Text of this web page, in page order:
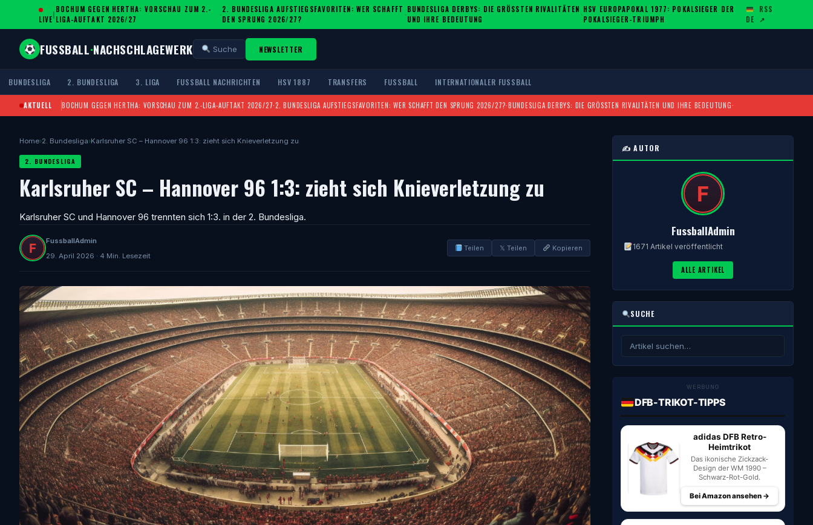
LIVE
|
BOCHUM GEGEN HERTHA: VORSCHAU ZUM 2.-
LIGA-AUFTAKT 2026/27
·
2. BUNDESLIGA AUFSTIEGSFAVORITEN: WER SCHAFFT
DEN SPRUNG 2026/27?
·
BUNDESLIGA DERBYS: DIE GRÖSSTEN RIVALITÄTEN U
ND IHRE BEDEUTUNG
·
HSV EUROPAPOKAL 1977: POKALSIEGER DER
POKALSIEGER-TRIUMPH
DE
RSS
↗
FUSSBALL·NACHSCHLAGEWERK Suche NEWSLETTER
BUNDESLIGA 2. BUNDESLIGA 3. LIGA FUSSBALL NACHRICHTEN HSV 1887 TRANSFERS FUSSBALL INTERNATIONALER FUSSBALL
AKTUELL BOCHUM GEGEN HERTHA: VORSCHAU ZUM 2.-LIGA-AUFTAKT 2026/27·2. BUNDESLIGA AUFSTIEGSFAVORITEN: WER SCHAFFT DEN SPRUNG 2026/27?·BUNDESLIGA DERBYS: DIE GRÖSSTEN RIVALITÄTEN UND IHRE BEDEUTUNG ·
Home›2. Bundesliga›Karlsruher SC – Hannover 96 1:3: zieht sich Knieverletzung zu
2. BUNDESLIGA
Karlsruher SC – Hannover 96 1:3: zieht sich Knieverletzung zu
Karlsruher SC und Hannover 96 trennten sich 1:3. in der 2. Bundesliga.
FussballAdmin
29. April 2026 · 4 Min. Lesezeit
Teilen 𝕏 Teilen Kopieren
✍️ AUTOR
FussballAdmin
1671 Artikel veröffentlicht
ALLE ARTIKEL
SUCHE
WERBUNG
DFB-TRIKOT-TIPPS
adidas DFB Retro-
Heimtrikot
Das ikonische Zickzack-
Design der WM 1990 –
Schwarz-Rot-Gold.
Bei Amazon ansehen →